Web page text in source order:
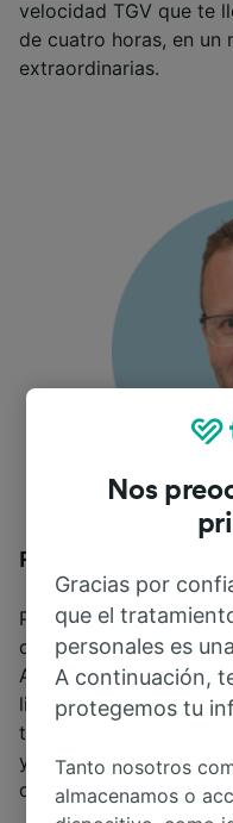
velocidad TGV que te
de cuatro horas, en un
extraordinarias.
Pete Wood (Director
Pete se unió a
convirtió en director
Anterior a este puesto,
liderando el control
tuvo un papel central
y las figuras
clave en la salida a
Nos
Gracias por
que el
personales es
A continuación,
protegemos tu
Tanto nosotros
almacenamos o